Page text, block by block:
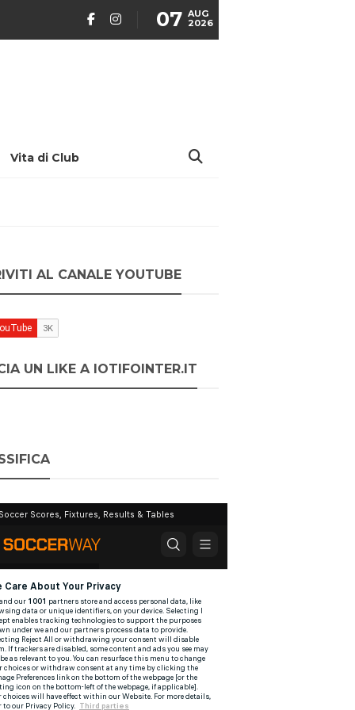
07 AUG
2026
Vita di Club
AL CANALE YOUTUBE
UN LIKE A IOTIFOINTER.IT